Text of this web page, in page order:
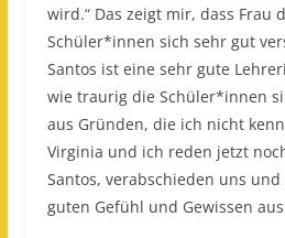
wird.“ Das zeigt mir, dass Frau
Schüler*innen sich sehr gut
Santos ist eine sehr gute
wie traurig die Schüler*innen
aus Gründen, die ich nicht
Virginia und ich reden jetzt
Santos, verabschieden uns
guten Gefühl und Gewissen